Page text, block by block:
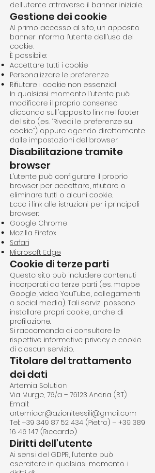
dell’utente attraverso il banner iniziale.
Gestione dei cookie
Al primo accesso al sito, un apposito
banner informa l’utente dell’uso dei
cookie.
È possibile:
Accettare tutti i cookie
Personalizzare le preferenze
Rifiutare i cookie non essenziali
In qualsiasi momento l’utente può
modificare il proprio consenso
cliccando sull'apposito link nel footer
del sito (es. “Rivedi le preferenze sui
cookie”) oppure agendo direttamente
dalle impostazioni del browser.
Disabilitazione tramite
browser
L’utente può configurare il proprio
browser per accettare, rifiutare o
eliminare tutti o alcuni cookie.
Ecco i link alle istruzioni per i principali
browser:
Google Chrome
Mozilla Firefox
Safari
Microsoft Edge
Cookie di terze parti
Questo sito può includere contenuti
incorporati da terze parti (es. mappe
Google, video YouTube, collegamenti
a social media). Tali servizi possono
installare propri cookie, anche di
profilazione.
Si raccomanda di consultare le
rispettive informative privacy e cookie
di ciascun servizio.
Titolare del trattamento
dei dati
Artemia Solution
Via Murge, 76/a – 76123 Andria (BT)
Email:
artemiacr@azionitessili@gmail.com
Tel: +39 349 87 52 434 (Pietro) – +39 389
16 46 147 (Riccardo)
Diritti dell’utente
Ai sensi del GDPR, l’utente può
esercitare in qualsiasi momento i